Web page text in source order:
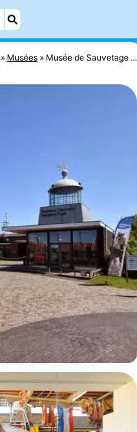
Musées Musée de Sauvetage ...